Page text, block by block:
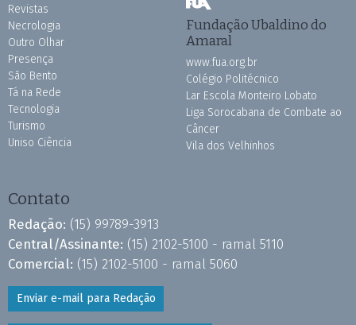
Revistas
Necrologia
Outro Olhar
Presença
São Bento
Tá na Rede
Tecnologia
Turismo
Uniso Ciência
Fundação Ubaldino do
Amaral
www.fua.org.br
Colégio Politécnico
Lar Escola Monteiro Lobato
Liga Sorocabana de Combate ao
Câncer
Vila dos Velhinhos
Contato
Redação: (15) 99789-3913
Central/Assinante: (15) 2102-5100 - ramal 5110
Comercial: (15) 2102-5100 - ramal 5060
Enviar e-mail para Redação